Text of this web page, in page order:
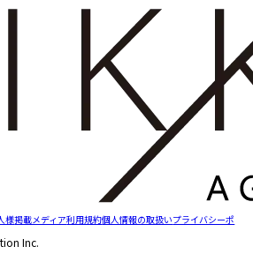
様掲載メディア利用規約個人情報の取扱いプライバシーポ
Inc.